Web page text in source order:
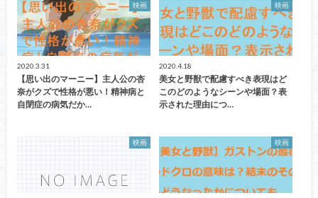
映画
2020.3.31
【思い出のマーニー】主人公の杏
奈がクズで性格が悪い！精神病と
自閉症の病気だか…
映画
2020.4.18
美女と野獣で配慮すべき表現はど
このどのようなシーンや場面？表
示された理由につ…
映画 映画